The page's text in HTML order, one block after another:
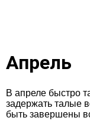
Апрель
В апреле быстро
задержать талые
быть завершены